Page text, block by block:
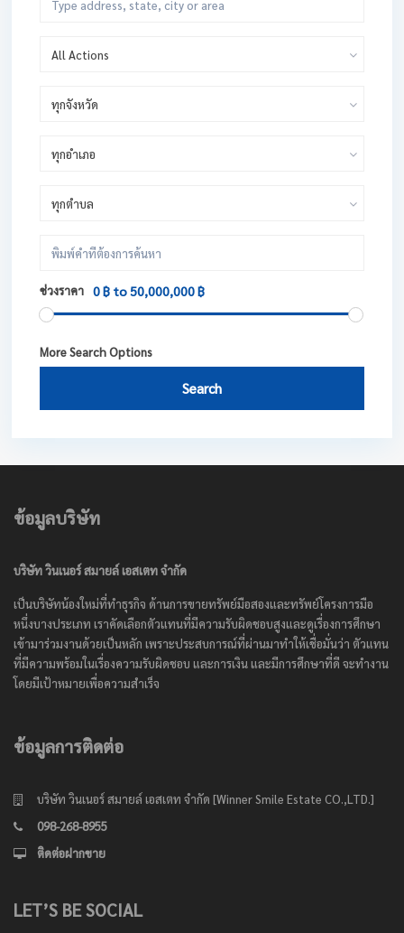
All Actions
ทุกจังหวัด
ทุกอำเภอ
ทุกตำบล
ช่วงราคา 0 ฿ to 50,000,000 ฿
More Search Options
Search
ข้อมูลบริษัท
บริษัท วินเนอร์ สมายล์ เอสเตท จำกัด
เป็นบริษัทน้องใหม่ที่ทำธุรกิจ ด้านการขายทรัพย์มือสองและทรัพย์โครงการมือ
หนึ่งบางประเภท เราคัดเลือกตัวแทนที่มีความรับผิดชอบสูงและดูเรื่องการศึกษา
เข้ามาร่วมงานด้วยเป็นหลัก เพราะประสบการณ์ที่ผ่านมาทำให้เชื่อมั่นว่า ตัวแทน
ที่มีความพร้อมในเรื่องความรับผิดชอบ และการเงิน และมีการศึกษาที่ดี จะทำงาน
โดยมีเป้าหมายเพื่อความสำเร็จ
ข้อมูลการติดต่อ
บริษัท วินเนอร์ สมายล์ เอสเตท จำกัด [Winner Smile Estate CO.,LTD.]
098-268-8955
ติดต่อฝากขาย
LET’S BE SOCIAL